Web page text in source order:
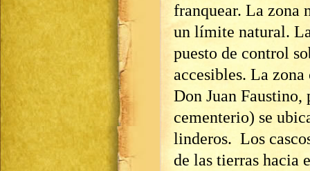
franquear. La zona
un límite natural.
puesto de control
accesibles. La
Don Juan Faustino,
cementerio) se
linderos. Los
de las tierras hacia